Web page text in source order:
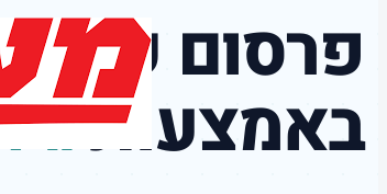
פרסום
באמצעותAI